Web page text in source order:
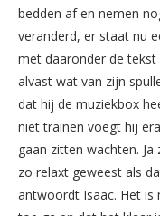
bedden af en nemen
veranderd, er staat nu
met daaronder de tekst
alvast wat van zijn
dat hij de muziekbox
niet trainen voegt hij
gaan zitten wachten.
zo relaxt geweest als
antwoordt Isaac. Het is